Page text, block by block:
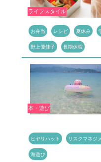
ライフスタイル
お弁当 レシピ 夏休み
野上優佳子 長期休暇
本・遊び
ヒヤリハット リスクマネジ
海遊び